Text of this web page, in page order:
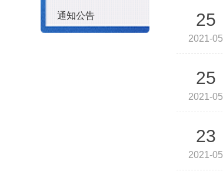
通知公告 25
2021-05
25
2021-05
23
2021-05